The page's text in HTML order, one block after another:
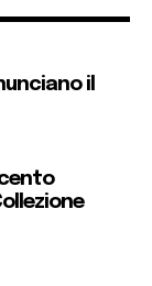
il